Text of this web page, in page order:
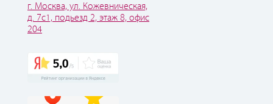
г. Москва, ул. Кожевническая,
д. 7с1, подьезд 2, этаж 8, офис
204